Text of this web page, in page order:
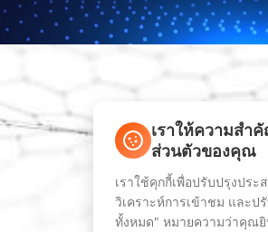
เราให้ความสำ
ส่วนตัวของคุณ
เราใช้คุกกี้เพื่อปรับปรุงปร
วิเคราะห์การเข้าชม และป
ทั้งหมด" หมายความว่าคุณยิ